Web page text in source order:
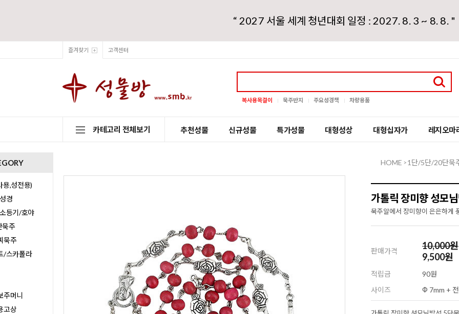
“ 2027 서울 세계 청년대회 일정 : 2027. 8. 3 ~ 8. 8. "
즐겨찾기 고객센터
복사용목걸이 묵주반지 주요성경책 차량용품
카테고리 전체보기 추천성물 신규성물 특가성물 대형성상 대형십자가 레지오마
용,성전용)
경
등기/호야
주
묵주
/스카폴라
주머니
고상
HOME > 1단/5단/20단묵
가톨릭 장미향 성모
묵주알에서 장미향이 은은하게
판매가격 10,000원
9,500원
적립금
90원
사이즈
Φ 7mm +